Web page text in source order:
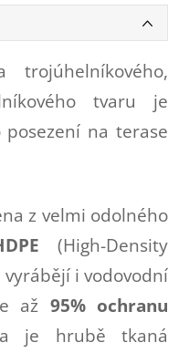
trojúhelníkového,
tvaru je
na terase
z velmi odolného
(High-Density
vyrábějí i vodovodní
až 95% ochranu
je hrubě tkaná